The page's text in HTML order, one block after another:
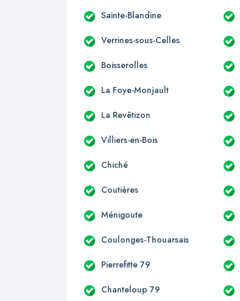
Sainte-Blandine
Verrines-sous-Celles
Boisserolles
La Foye-Monjault
La Revêtizon
Villiers-en-Bois
Chiché
Coutières
Ménigoute
Coulonges-Thouarsais
Pierrefitte 79
Chanteloup 79